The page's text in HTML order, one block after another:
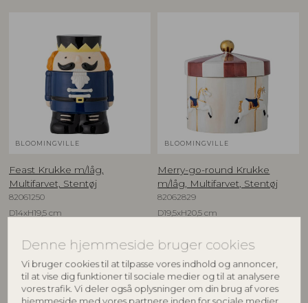
Denne hjemmeside bruger cookies
Vi bruger cookies til at tilpasse vores indhold og annoncer,
til at vise dig funktioner til sociale medier og til at analysere
vores trafik. Vi deler også oplysninger om din brug af vores
hjemmeside med vores partnere inden for sociale medier,
BLOOMINGVILLE
Feast Krukke m/låg,
Multifarvet, Stentøj
82061250
D14xH19,5 cm
269,00 DKK
BLOOMINGVILLE
Merry-go-round Krukke
m/låg, Multifarvet, Stentøj
82062829
D19,5xH20,5 cm
729,00 DKK
NYHED